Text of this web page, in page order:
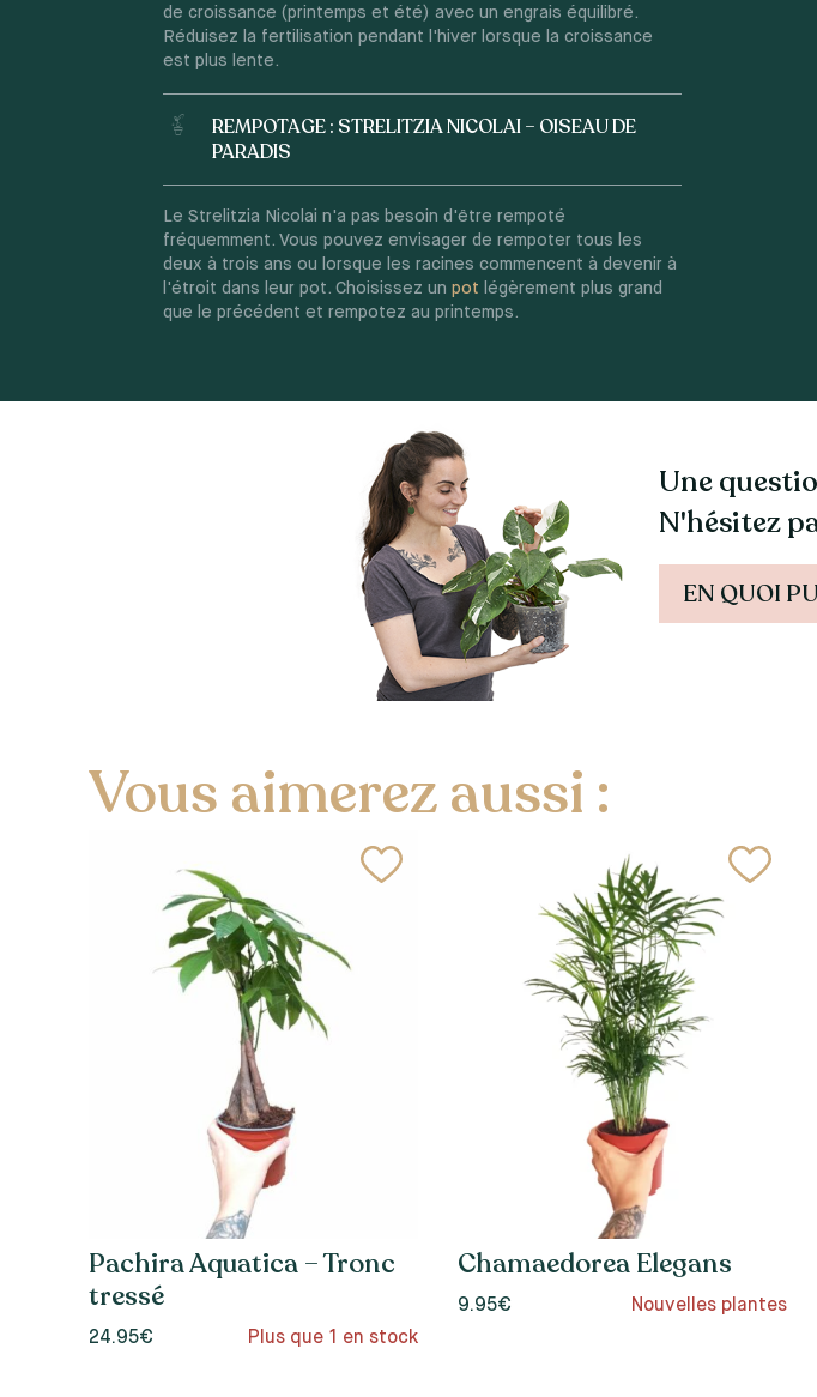
de croissance (printemps et été) avec un engrais équilibré.
Réduisez la fertilisation pendant l'hiver lorsque la croissance
est plus lente.
REMPOTAGE : STRELITZIA NICOLAI – OISEAU DE
PARADIS
Le Strelitzia Nicolai n'a pas besoin d'être rempoté
fréquemment. Vous pouvez envisager de rempoter tous les
deux à trois ans ou lorsque les racines commencent à devenir à
l'étroit dans leur pot. Choisissez un pot légèrement plus grand
que le précédent et rempotez au printemps.
Une
N'hésitez
EN QUOI
Vous aimerez aussi :
Pachira Aquatica – Tronc
tressé
24.95€ Plus que 1 en stock
Chamaedorea Elegans
9.95€ Nouvelles plantes